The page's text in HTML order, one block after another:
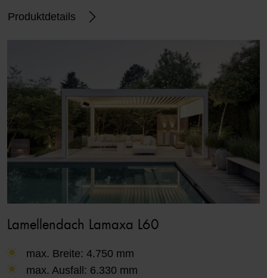
Produktdetails
Lamellendach Lamaxa L60
max. Breite: 4.750 mm
max. Ausfall: 6.330 mm